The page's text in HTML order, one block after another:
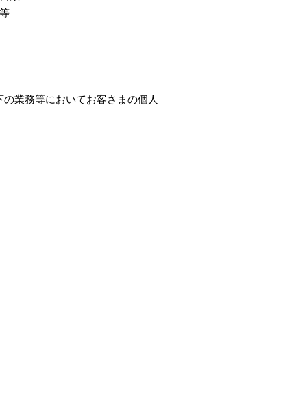
業務等においてお客さまの個人